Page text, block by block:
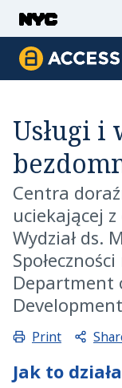
Przejdź do
ACCESS NYC
Usługi i
Centra
uciekającej
Wydział ds.
Department
Print
Jak to działa